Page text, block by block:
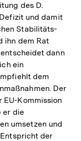
des D.
und damit
Stabilitäts-
ihn dem Rat
dann
ein
dem
Der
Kommission
er die
umsetzen und
der